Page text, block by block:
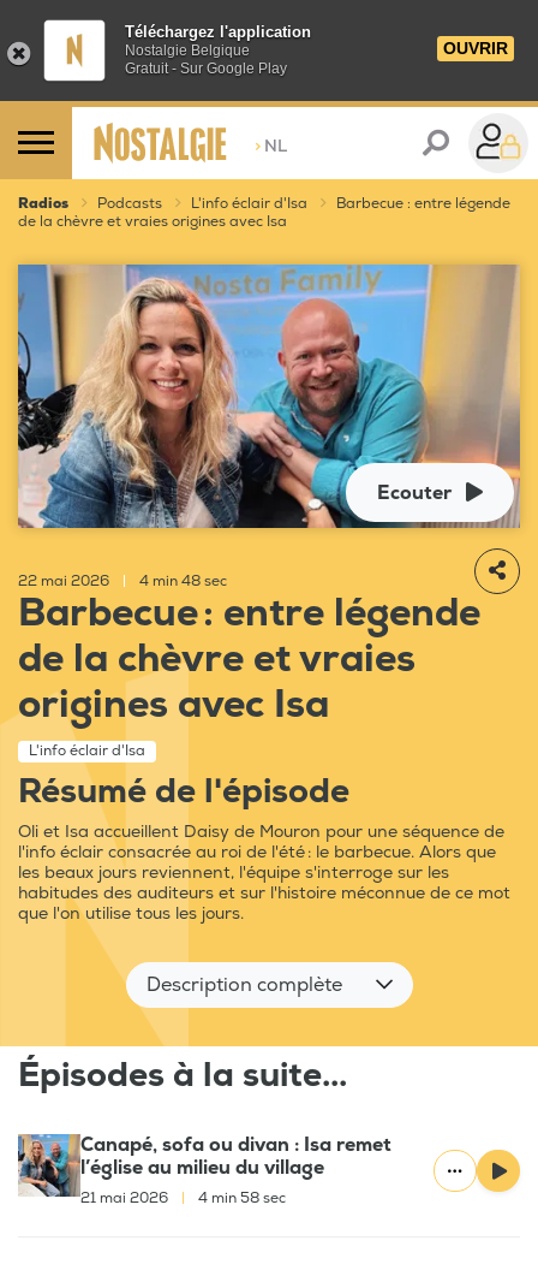
Téléchargez l'application
Nostalgie Belgique
Gratuit - Sur Google Play
OUVRIR
> NL
Radios Podcasts L'info éclair d'Isa
Barbecue : entre légende
de la chèvre et vraies origines avec Isa
Ecouter
22 mai 2026 4 min 48 sec
Barbecue : entre légende
de la chèvre et vraies
origines avec Isa
L'info éclair d'Isa
Résumé de l'épisode
Oli et Isa accueillent Daisy de Mouron pour une séquence de
l'info éclair consacrée au roi de l'été : le barbecue. Alors que
les beaux jours reviennent, l'équipe s'interroge sur les
habitudes des auditeurs et sur l'histoire méconnue de ce mot
que l'on utilise tous les jours.
Description complète
Épisodes à la suite...
Canapé, sofa ou divan : Isa remet
l’église au milieu du village
21 mai 2026 4 min 58 sec